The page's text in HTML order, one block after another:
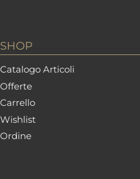
SHOP
Catalogo Articoli
Offerte
Carrello
Wishlist
Ordine